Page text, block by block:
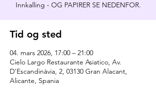
Innkalling - OG PAPIRER SE NEDENFOR.
Tid og sted
04. mars 2026, 17:00 – 21:00
Cielo Largo Restaurante Asiatico, Av.
D'Escandinàvia, 2, 03130 Gran Alacant,
Alicante, Spania